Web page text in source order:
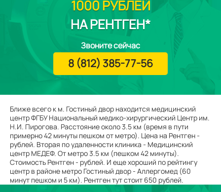
Ближе всего к м. Гостиный двор находится медицинский
центр ФГБУ Национальный медико-хирургический Центр им.
Н.И. Пирогова. Расстояние около 3.5 км (время в пути
примерно 42 минуты пешком от метро). Цена на Рентген -
рублей. Вторая по удаленности клиника - Медицинский
центр МЕДЕФ. От метро 3.5 км (пешком 42 минуты).
Стоимость Рентген - рублей. И еще хороший по рейтингу
центр в районе метро Гостиный двор - Аллергомед (60
минут пешком и 5 км). Рентген тут стоит 650 рублей.
1000 РУБЛЕЙ
НА РЕНТГЕН*
Звоните сейчас
8 (812) 385-77-56